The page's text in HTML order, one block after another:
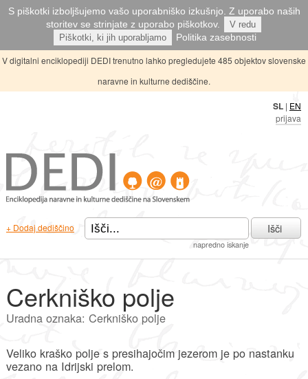
S piškotki izboljšujemo vašo uporabniško izkušnjo. Z uporabo naših
storitev se strinjate z uporabo piškotkov.
V redu
Piškotki, ki jih uporabljamo
Politika zasebnosti
V digitalni enciklopediji DEDI trenutno lahko pregledujete 485 objektov slovenske
naravne in kulturne dediščine.
SL | EN
prijava
+ Dodaj dediščino
napredno iskanje
Išči
Cerkniško polje
Uradna oznaka: Cerkniško polje
Veliko kraško polje s presihajočim jezerom je po nastanku
vezano na Idrijski prelom.